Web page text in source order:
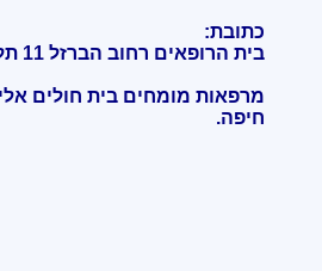
כתובת:
בית הרופאים רחוב הברזל 11 תל אביב.
חיפה.